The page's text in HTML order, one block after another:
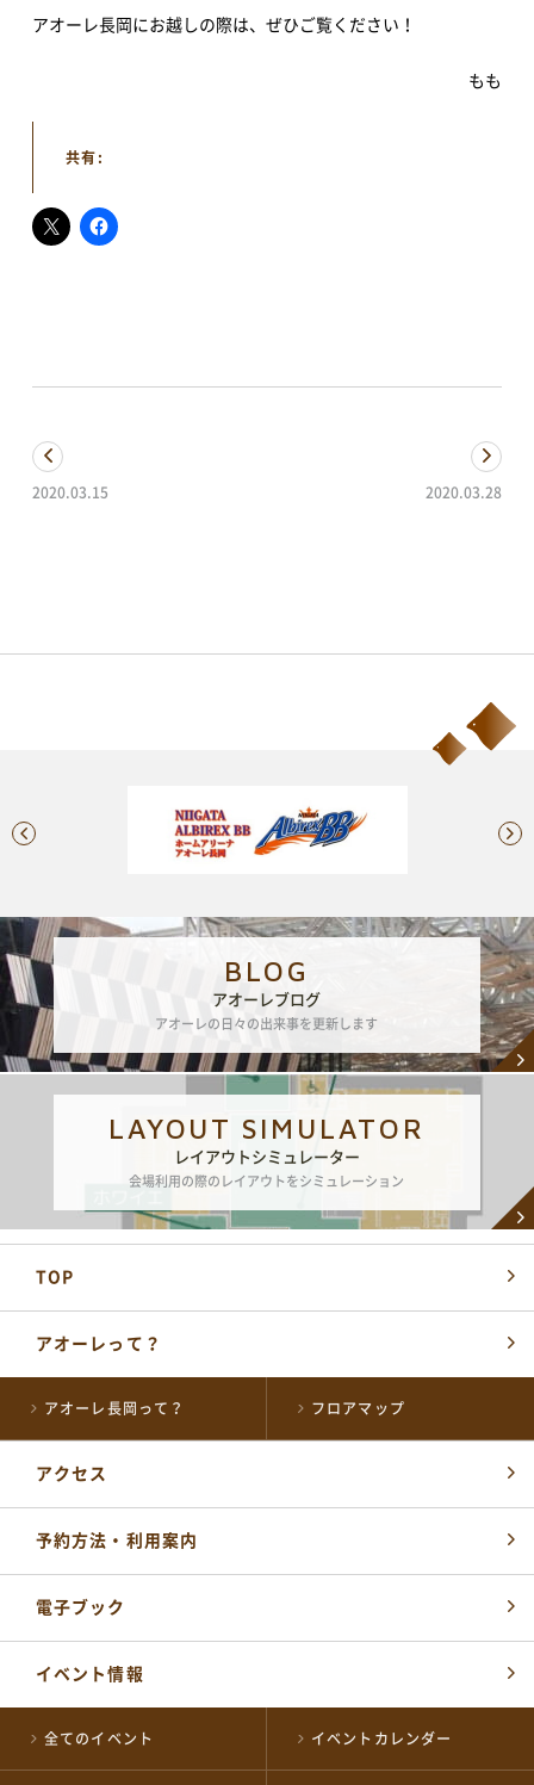
アオーレ長岡にお越しの際は、ぜひご覧ください！
もも
共有:
2020.03.15 2020.03.28
BLOG
アオーレブログ
アオーレの日々の出来事を更新します
LAYOUT SIMULATOR
レイアウトシミュレーター
会場利用の際のレイアウトをシミュレーション
TOP
アオーレって？
アオーレ長岡って？ フロアマップ
アクセス
予約方法・利用案内
電子ブック
イベント情報
全てのイベント イベントカレンダー
文化・芸術 スポーツ・健康
お知らせ
視察・見学
会場利用の際のレイアウトシミュレーションに便利